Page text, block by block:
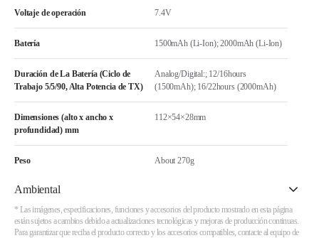
Voltaje de operación 7.4V
Batería 1500mAh (Li-Ion); 2000mAh (Li-Ion)
Duración de La Batería (Ciclo de
Trabajo 5/5/90, Alta Potencia de TX)
Analog/Digital:; 12/16hours
(1500mAh); 16/22hours (2000mAh)
Dimensiones (alto x ancho x
profundidad) mm
112×54×28mm
Peso About 270g
Ambiental
* Las imágenes, especificaciones, funciones y accesorios del producto mostrado en esta página
están sujetos a cambios debido a actualizaciones tecnológicas y mejoras de producción continuas.
Para garantizar que reciba el producto correcto y los accesorios compatibles, contacte al equipo de